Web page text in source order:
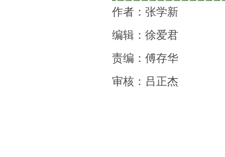
作者：张学新
编辑：徐爱君
责编：傅存华
审核：吕正杰